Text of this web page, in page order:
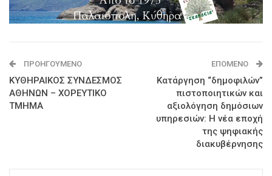
ΠΡΟΗΓΟΎΜΕΝΟ
ΚΥΘΗΡΑΙΚΟΣ ΣΥΝΔΕΣΜΟΣ
ΑΘΗΝΩΝ – ΧΟΡΕΥΤΙΚΟ
ΤΜΗΜΑ
ΕΠΌΜΕΝΟ
Κατάργηση “δημοφιλών”
πιστοποιητικών και
αξιολόγηση δημόσιων
υπηρεσιών: Η νέα εποχή
της ψηφιακής
διακυβέρνησης